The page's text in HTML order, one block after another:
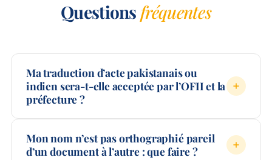
Questions fréquentes
Ma traduction d’acte pakistanais ou
indien sera-t-elle acceptée par l’OFII et la
préfecture ?
Mon nom n’est pas orthographié pareil
d’un document à l’autre : que faire ?